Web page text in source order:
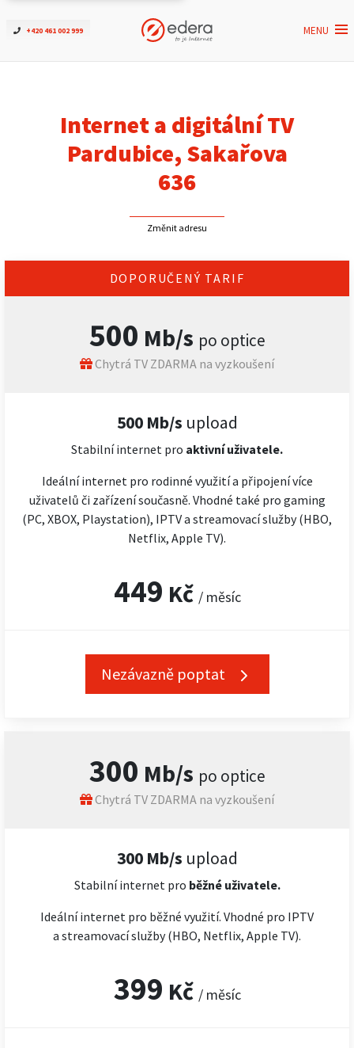
+420 461 002 999 MENU
Ověřit dostupnost
ČEZNET TV
Kontakt
Internet a digitální TV
Pardubice, Sakařova
636
Změnit adresu
300 Mb/s po optice
Chytrá TV ZDARMA na vyzkoušení
300 Mb/s upload
Stabilní internet pro běžné uživatele.
Ideální internet pro běžné využití. Vhodné pro IPTV
a streamovací služby (HBO, Netflix, Apple TV).
399 Kč / měsíc
DOPORUČENÝ TARIF
500 Mb/s po optice
Chytrá TV ZDARMA na vyzkoušení
500 Mb/s upload
Stabilní internet pro aktivní uživatele.
Ideální internet pro rodinné využití a připojení více
uživatelů či zařízení současně. Vhodné také pro gaming
(PC, XBOX, Playstation), IPTV a streamovací služby (HBO,
Netflix, Apple TV).
449 Kč / měsíc
Nezávazně poptat